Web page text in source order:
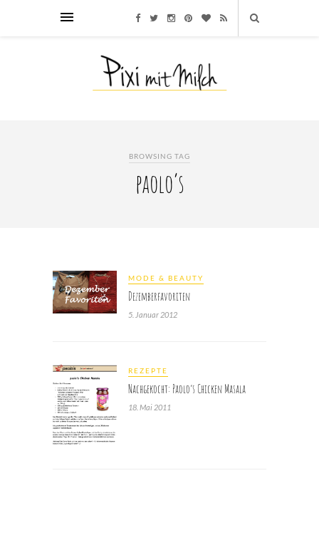
BROWSING TAG
paolo’s
MODE & BEAUTY
Dezemberfavoriten
5. Januar 2012
REZEPTE
Nachgekocht: Paolo’s Chicken Masala
18. Mai 2011